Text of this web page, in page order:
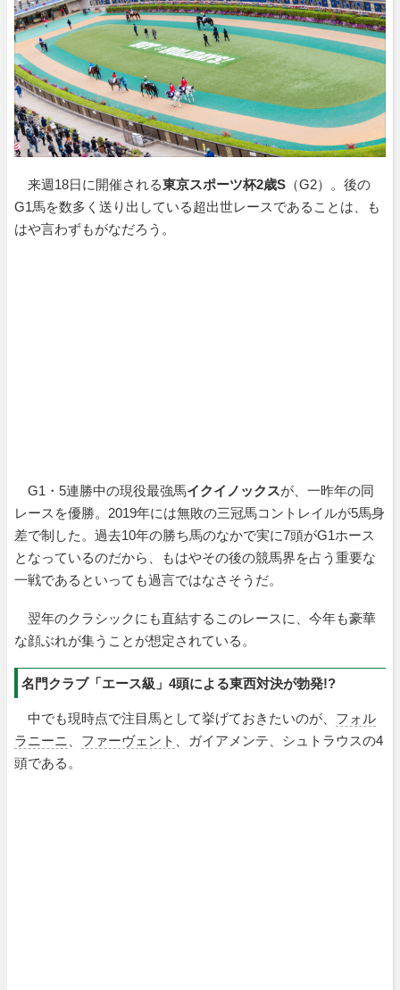
来週18日に開催される東京スポーツ杯2歳S （G2）。後の
G1馬を数多く送り出している超出世レースであることは、も
はや言わずもがなだろう。
G1・5連勝中の現役最強馬イクイノックスが、一昨年の同
レースを優勝。2019年には無敗の三冠馬コントレイルが5馬身
差で制した。過去10年の勝ち馬のなかで実に7頭がG1ホース
となっているのだから、もはやその後の競馬界を占う重要な
一戦であるといっても過言ではなさそうだ。
翌年のクラシックにも直結するこのレースに、今年も豪華
な顔ぶれが集うことが想定されている。
名門クラブ「エース級」4頭による東西対決が勃発!?
中でも現時点で注目馬として挙げておきたいのが、 フォル
ラニーニ
ファーヴェント
、ガイアメンテ、シュトラウスの4
頭である。